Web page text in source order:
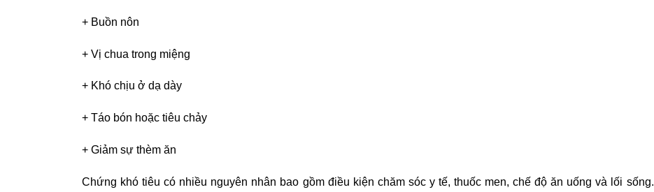
+ Buồn nôn
+ Vị chua trong miệng
+ Khó chịu ở dạ dày
+ Táo bón hoặc tiêu chảy
+ Giảm sự thèm ăn
Chứng khó tiêu có nhiều nguyên nhân bao gồm điều kiện chăm sóc y tế, thuốc men, chế độ ăn uống và lối sống.